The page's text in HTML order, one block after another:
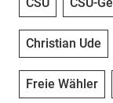
Christian Ude
Freie Wähler